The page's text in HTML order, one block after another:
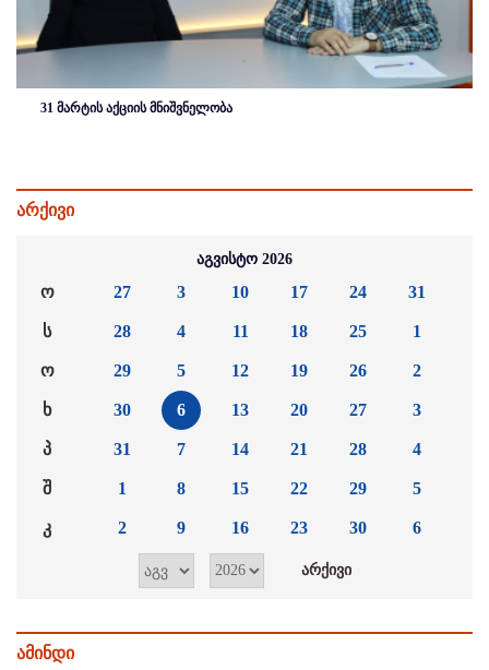
31 მარტის აქციის მნიშვნელობა
არქივი
აგვისტო 2026
ო
ს
ო
ხ
პ
შ
კ
27
28
29
30
31
1
2
3
4
5
6
7
8
9
10
11
12
13
14
15
16
17
18
19
20
21
22
23
24
25
26
27
28
29
30
31
1
2
3
4
5
6
ამინდი